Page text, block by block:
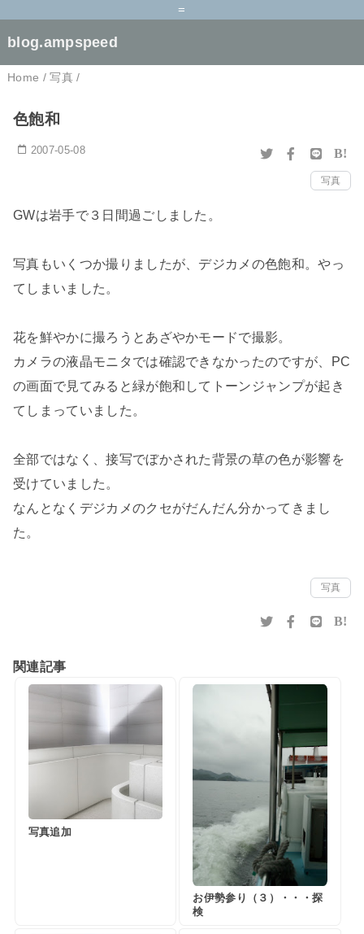
=
blog.ampspeed
Home /写真 /
色飽和
2007-05-08 B!
写真
GWは岩手で３日間過ごしました。
写真もいくつか撮りましたが、デジカメの色飽和。やっ
てしまいました。
花を鮮やかに撮ろうとあざやかモードで撮影。
カメラの液晶モニタでは確認できなかったのですが、PC
の画面で見てみると緑が飽和してトーンジャンプが起き
てしまっていました。
全部ではなく、接写でぼかされた背景の草の色が影響を
受けていました。
なんとなくデジカメのクセがだんだん分かってきまし
た。
写真
B!
関連記事
写真追加
お伊勢参り（３）・・・探
検